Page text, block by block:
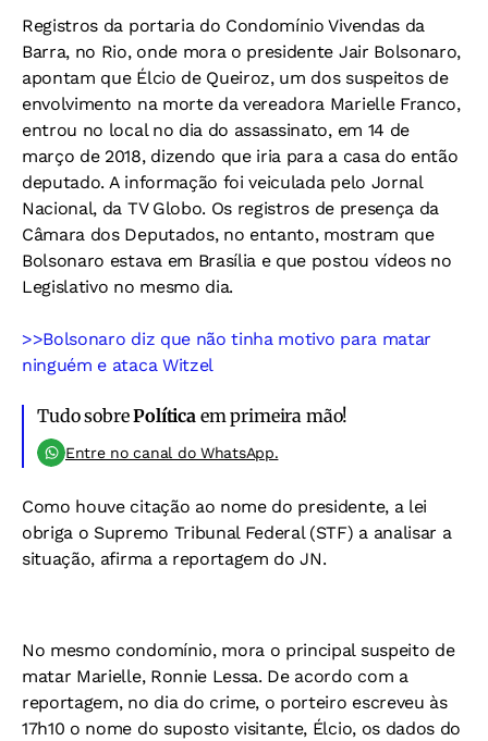
Registros da portaria do Condomínio Vivendas da
Barra, no Rio, onde mora o presidente Jair Bolsonaro,
apontam que Élcio de Queiroz, um dos suspeitos de
envolvimento na morte da vereadora Marielle Franco,
entrou no local no dia do assassinato, em 14 de
março de 2018, dizendo que iria para a casa do então
deputado. A informação foi veiculada pelo Jornal
Nacional, da TV Globo. Os registros de presença da
Câmara dos Deputados, no entanto, mostram que
Bolsonaro estava em Brasília e que postou vídeos no
Legislativo no mesmo dia.
>>Bolsonaro diz que não tinha motivo para matar
ninguém e ataca Witzel
Tudo sobrePolíticaem primeira mão!
Entre no canal do WhatsApp.
Como houve citação ao nome do presidente, a lei
obriga o Supremo Tribunal Federal (STF) a analisar a
situação, afirma a reportagem doJN.
No mesmo condomínio, mora o principal suspeito de
matar Marielle, Ronnie Lessa. De acordo com a
reportagem, no dia do crime, o porteiro escreveu às
17h10 o nome do suposto visitante, Élcio, os dados do